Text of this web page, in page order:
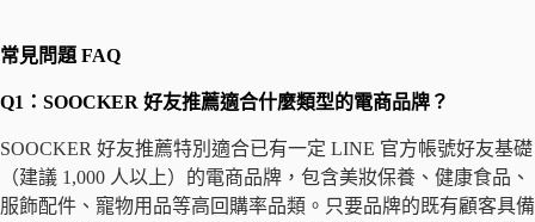
常見問題 FAQ
Q1：SOOCKER 好友推薦適合什麼類型的電商品牌？
SOOCKER 好友推薦特別適合已有一定 LINE 官方帳號好友基礎
（建議 1,000 人以上）的電商品牌，包含美妝保養、健康食品、
服飾配件、寵物用品等高回購率品類。只要品牌的既有顧客具備